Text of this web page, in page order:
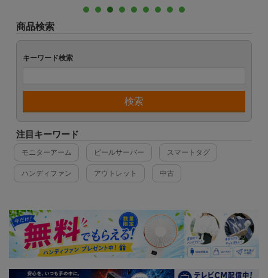
商品検索
キーワード検索
注目キーワード
モニターアーム ビールサーバー スマートタグ
ハンディファン アウトレット 中古